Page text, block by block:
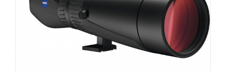
望
远
镜
23-
70×95